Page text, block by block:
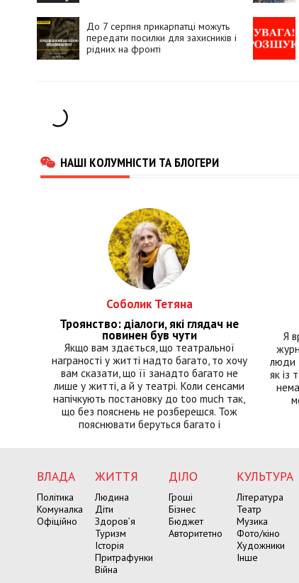
До 7 серпня прикарпатці можуть
передати посилки для захисників і
рідних на фронті
НАШІ КОЛУМНІСТИ ТА БЛОГЕРИ
Соболик Тетяна
Троянство: діалоги, які глядач не
повинен був чути
Якщо вам здається, що театральної
награності у житті надто багато, то хочу
вам сказати, що її занадто багато не
лише у житті, а й у театрі. Коли сенсами
напічкують постановку до too much так,
що без пояснень не розберешся. Тож
пояснювати беруться багато і
Я
люди
як із
ВЛАДА
Політика
Комуналка
Офіційно
ЖИТТЯ
Людина
Діти
Здоров’я
Туризм
Історія
Притрафунки
Війна
ДІЛО
Гроші
Бізнес
Бюджет
Авторитетно
КУЛЬТУРА
Література
Театр
Музика
Фото/кіно
Художники
Інше